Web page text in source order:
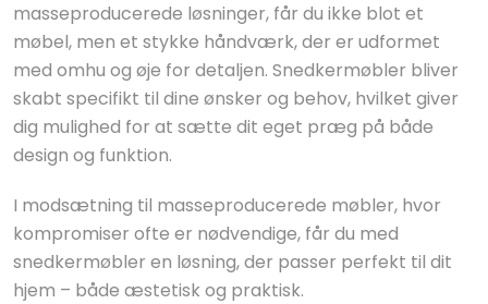
masseproducerede løsninger, får du ikke blot et
møbel, men et stykke håndværk, der er udformet
med omhu og øje for detaljen. Snedkermøbler bliver
skabt specifikt til dine ønsker og behov, hvilket giver
dig mulighed for at sætte dit eget præg på både
design og funktion.
I modsætning til masseproducerede møbler, hvor
kompromiser ofte er nødvendige, får du med
snedkermøbler en løsning, der passer perfekt til dit
hjem – både æstetisk og praktisk.